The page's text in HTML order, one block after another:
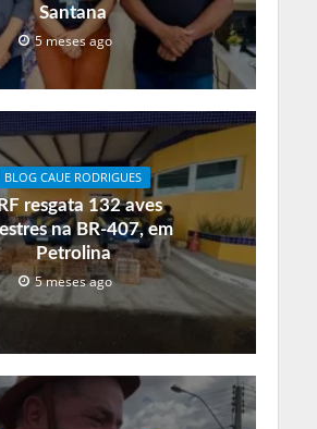
Santana
5 meses ago
BLOG CAUE RODRIGUES
resgata 132 aves
na BR-407, em
Petrolina
5 meses ago